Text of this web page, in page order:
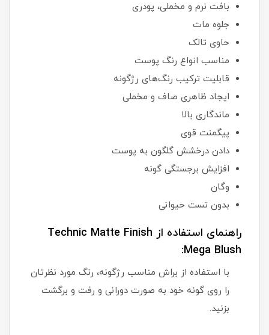
بافت نرم و مخملی، پودری
جلوه مات
حاوی تالک
مناسب انواع رنگ پوست
قابلیت ترکیب رنگ‌های رژگونه
ایجاد ظاهری صاف و مخملی
ماندگاری بالا
پیگمنت قوی
دادن درخشش گلگون به پوست
افزایش برجستگی گونه
وگان
بدون تست حیوانی
راهنمای استفاده از Technic Matte Finish
Mega Blush:
با استفاده از براش مناسب رژگونه، رنگ مورد نظرتان
را روی گونه خود به صورت دورانی و رفت و برگشت
بزنید.